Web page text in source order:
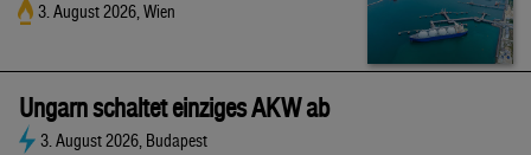
3. August 2026, Wien
Ungarn schaltet einziges AKW ab
3. August 2026, Budapest